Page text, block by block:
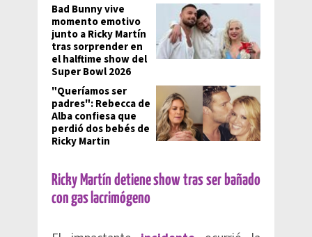
Bad Bunny vive
momento emotivo
junto a Ricky Martín
tras sorprender en
el halftime show del
Super Bowl 2026
"Queríamos ser
padres": Rebecca de
Alba confiesa que
perdió dos bebés de
Ricky Martin
Ricky Martín detiene show tras ser bañado
con gas lacrimógeno